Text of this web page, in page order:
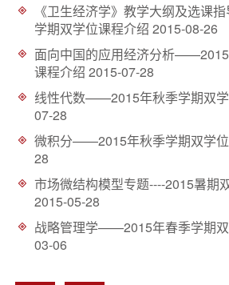
《卫生经济学》教学大纲及选课
学期双学位课程介绍 2015-08-26
面向中国的应用经济分析
课程介绍 2015-07-28
线性代数——2015年秋季学期双
07-28
微积分——2015年秋季学期双学
28
市场微结构模型专题----2015暑期
2015-05-28
战略管理学——2015年春季学期
03-06